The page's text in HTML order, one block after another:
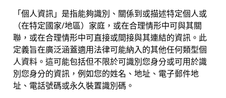
「個人資訊」是指能夠識別、關係到或描述特定個人或
（在特定國家/地區）家庭，或在合理情形中可與其關
聯，或在合理情形中可直接或間接與其連結的資訊。此
定義旨在廣泛涵蓋適用法律可能納入的其他任何類型個
人資料。這可能包括但不限於可識別您身分或可用於識
別您身分的資訊，例如您的姓名、地址、電子郵件地
址、電話號碼或永久裝置識別碼。